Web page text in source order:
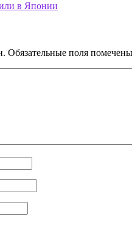
в Японии
Обязательные поля помечены